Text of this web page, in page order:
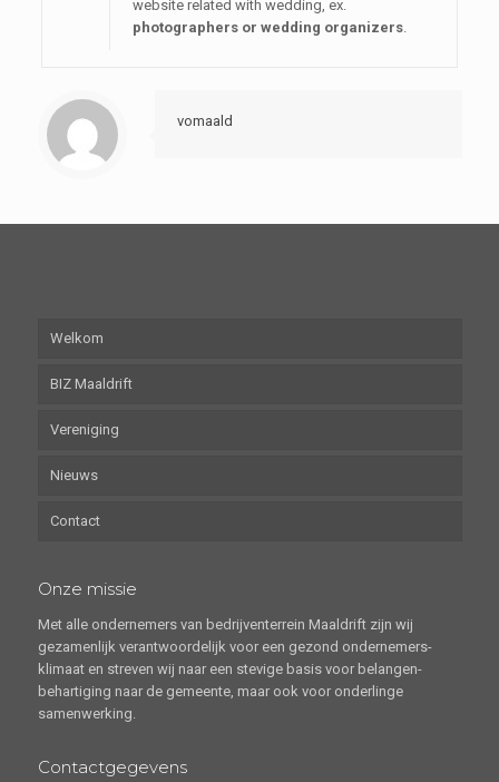
website related with wedding, ex.
photographers orwedding organizers.
vomaald
Welkom
BIZ Maaldrift
Vereniging
Nieuws
Contact
Onze missie
Met alle ondernemers van bedrijventerrein Maaldrift zijn wij
gezamenlijk verantwoordelijk voor een gezond ondernemers-
klimaat en streven wij naar een stevige basis voor belangen-
behartiging naar de gemeente, maar ook voor onderlinge
samenwerking.
Contactgegevens